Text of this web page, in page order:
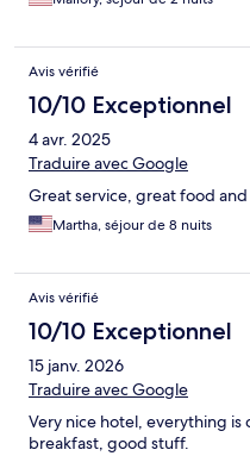
Avis vérifié
10/10 Exceptionnel
4 avr. 2025
Traduire avec Google
Great service, great food
Martha, séjour de 8 nuits
Avis vérifié
10/10 Exceptionnel
15 janv. 2026
Traduire avec Google
Very nice hotel, everything is
breakfast, good stuff.